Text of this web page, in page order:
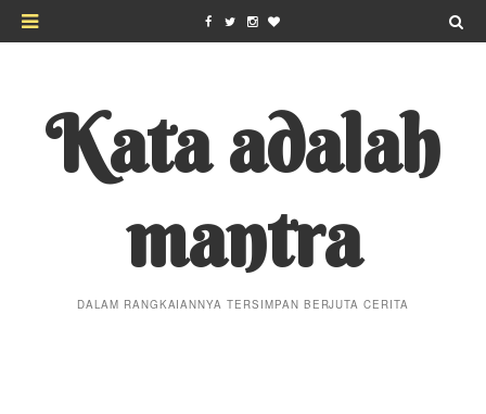
Kata adalah
mantra
DALAM RANGKAIANNYA TERSIMPAN BERJUTA CERITA